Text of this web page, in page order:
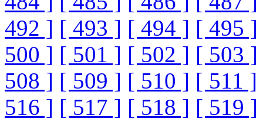
492 ] [ 493 ] [ 494 ] [ 495 ]
500 ] [ 501 ] [ 502 ] [ 503 ]
508 ] [ 509 ] [ 510 ] [ 511 ]
516 ] [ 517 ] [ 518 ] [ 519 ]